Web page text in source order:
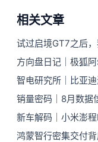
相关文章
试过启境GT7之后
方向盘日记｜极狐
智电研究所｜比亚
销量密码｜8月数据
新车解码｜小米澎
鸿蒙智行密集交付